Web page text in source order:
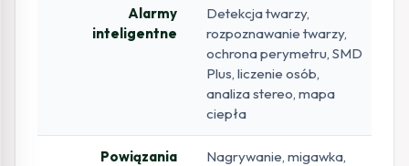
Alarmy
inteligentne
Detekcja twarzy,
rozpoznawanie twarzy,
ochrona perymetru, SMD
Plus, liczenie osób,
analiza stereo, mapa
ciepła
Powiązania
Nagrywanie, migawka,